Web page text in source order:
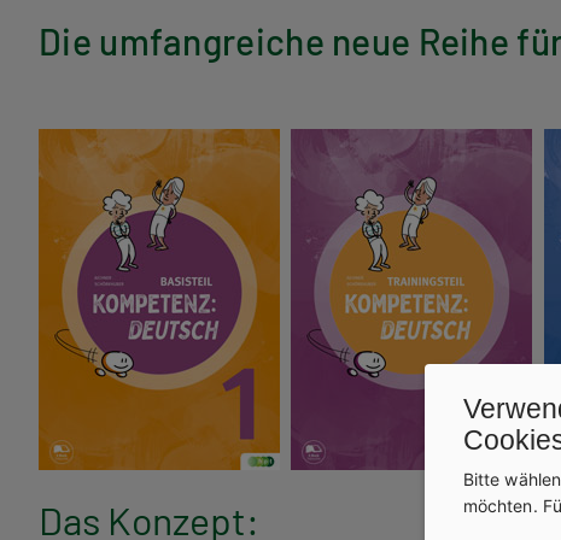
Die umfangreiche neue Reihe
Das Konzept:
Bitte
möchten.